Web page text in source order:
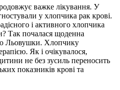
важке лікування. У
у хлопчика рак крові.
і активного хлопчика
Так почалася щоденна
Льовушки. Хлопчику
Як і очікувалося,
не без зусиль переносить
показників крові та